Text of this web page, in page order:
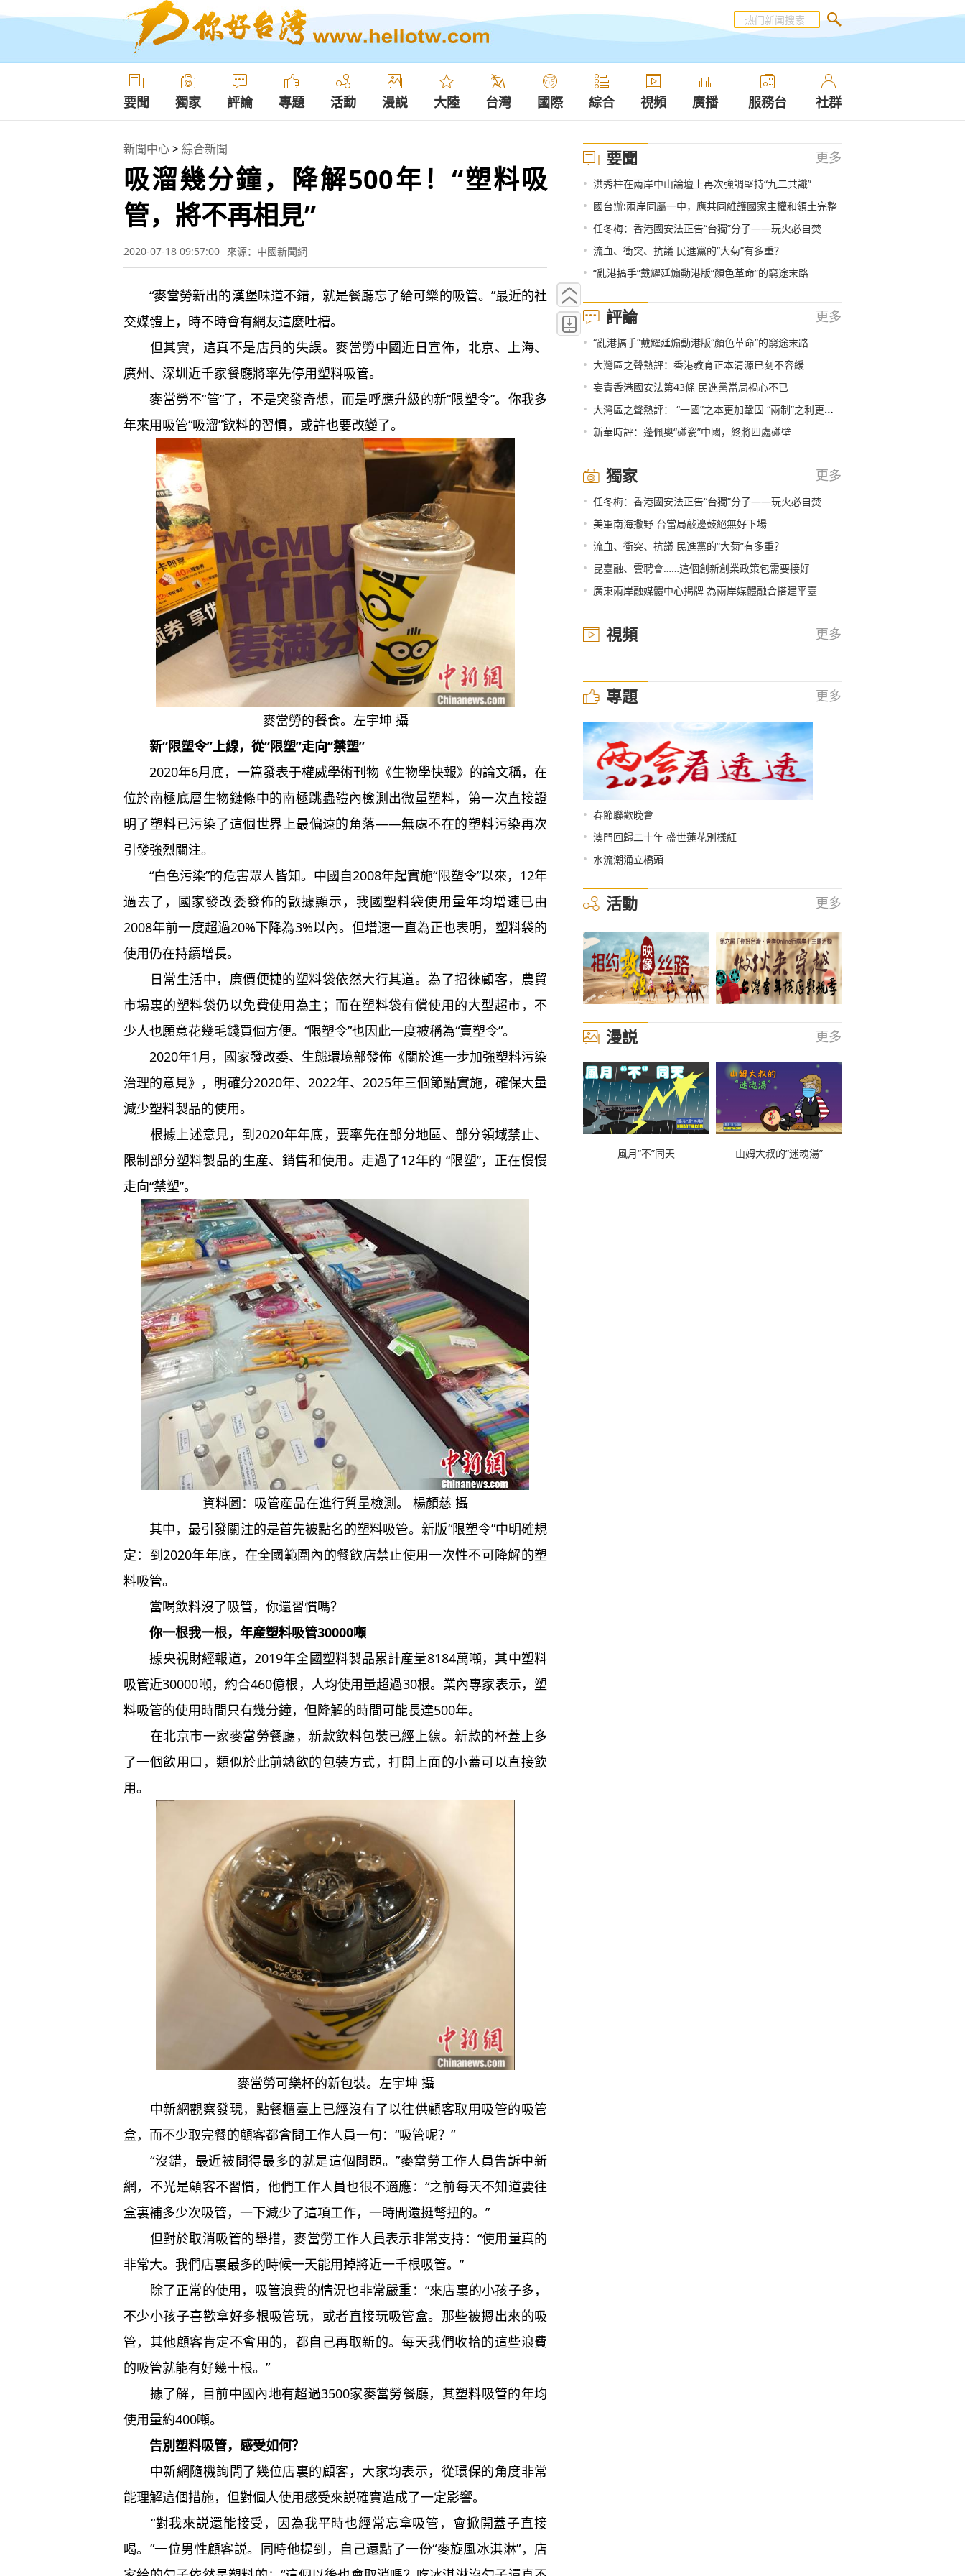
要聞 獨家 評論 專題 活動 漫説 大陸 台灣 國際 綜合 視頻 廣播 服務台 社群
新聞中心>綜合新聞
吸溜幾分鐘，降解500年！“塑料吸
管，將不再相見”
2020-07-18 09:57:00 來源：中國新聞網
“麥當勞新出的漢堡味道不錯，就是餐廳忘了給可樂的吸管。”最近的社
交媒體上，時不時會有網友這麼吐槽。
但其實，這真不是店員的失誤。麥當勞中國近日宣佈，北京、上海、
廣州、深圳近千家餐廳將率先停用塑料吸管。
麥當勞不“管”了，不是突發奇想，而是呼應升級的新“限塑令”。你我多
年來用吸管“吸溜”飲料的習慣，或許也要改變了。
麥當勞的餐食。左宇坤 攝
新“限塑令”上線，從“限塑”走向“禁塑”
2020年6月底，一篇發表于權威學術刊物《生物學快報》的論文稱，在
位於南極底層生物鏈條中的南極跳蟲體內檢測出微量塑料，第一次直接證
明了塑料已污染了這個世界上最偏遠的角落——無處不在的塑料污染再次
引發強烈關注。
“白色污染”的危害眾人皆知。中國自2008年起實施“限塑令”以來，12年
過去了，國家發改委發佈的數據顯示，我國塑料袋使用量年均增速已由
2008年前一度超過20%下降為3%以內。但增速一直為正也表明，塑料袋的
使用仍在持續增長。
日常生活中，廉價便捷的塑料袋依然大行其道。為了招徠顧客，農貿
市場裏的塑料袋仍以免費使用為主；而在塑料袋有償使用的大型超市，不
少人也願意花幾毛錢買個方便。“限塑令”也因此一度被稱為“賣塑令”。
2020年1月，國家發改委、生態環境部發佈《關於進一步加強塑料污染
治理的意見》，明確分2020年、2022年、2025年三個節點實施，確保大量
減少塑料製品的使用。
根據上述意見，到2020年年底，要率先在部分地區、部分領域禁止、
限制部分塑料製品的生産、銷售和使用。走過了12年的 “限塑”，正在慢慢
走向“禁塑”。
資料圖：吸管産品在進行質量檢測。 楊顏慈 攝
其中，最引發關注的是首先被點名的塑料吸管。新版“限塑令”中明確規
定：到2020年年底，在全國範圍內的餐飲店禁止使用一次性不可降解的塑
料吸管。
當喝飲料沒了吸管，你還習慣嗎？
你一根我一根，年産塑料吸管30000噸
據央視財經報道，2019年全國塑料製品累計産量8184萬噸，其中塑料
吸管近30000噸，約合460億根，人均使用量超過30根。業內專家表示，塑
料吸管的使用時間只有幾分鐘，但降解的時間可能長達500年。
在北京市一家麥當勞餐廳，新款飲料包裝已經上線。新款的杯蓋上多
了一個飲用口，類似於此前熱飲的包裝方式，打開上面的小蓋可以直接飲
用。
麥當勞可樂杯的新包裝。左宇坤 攝
中新網觀察發現，點餐櫃臺上已經沒有了以往供顧客取用吸管的吸管
盒，而不少取完餐的顧客都會問工作人員一句：“吸管呢？”
“沒錯，最近被問得最多的就是這個問題。”麥當勞工作人員告訴中新
網，不光是顧客不習慣，他們工作人員也很不適應：“之前每天不知道要往
盒裏補多少次吸管，一下減少了這項工作，一時間還挺彆扭的。”
但對於取消吸管的舉措，麥當勞工作人員表示非常支持：“使用量真的
非常大。我們店裏最多的時候一天能用掉將近一千根吸管。”
除了正常的使用，吸管浪費的情況也非常嚴重：“來店裏的小孩子多，
不少小孩子喜歡拿好多根吸管玩，或者直接玩吸管盒。那些被摁出來的吸
管，其他顧客肯定不會用的，都自己再取新的。每天我們收拾的這些浪費
的吸管就能有好幾十根。”
據了解，目前中國內地有超過3500家麥當勞餐廳，其塑料吸管的年均
使用量約400噸。
告別塑料吸管，感受如何？
中新網隨機詢問了幾位店裏的顧客，大家均表示，從環保的角度非常
能理解這個措施，但對個人使用感受來説確實造成了一定影響。
“對我來説還能接受，因為我平時也經常忘拿吸管，會掀開蓋子直接
喝。”一位男性顧客説。同時他提到，自己還點了一份“麥旋風冰淇淋”，店
要聞 更多
• 洪秀柱在兩岸中山論壇上再次強調堅持“九二共識”
• 國台辦:兩岸同屬一中，應共同維護國家主權和領土完整
• 任冬梅：香港國安法正告“台獨”分子——玩火必自焚
• 流血、衝突、抗議 民進黨的“大菊”有多重？
• “亂港搞手”戴耀廷煽動港版“顏色革命”的窮途末路
評論 更多
• “亂港搞手”戴耀廷煽動港版“顏色革命”的窮途末路
• 大灣區之聲熱評：香港教育正本清源已刻不容緩
• 妄責香港國安法第43條 民進黨當局禍心不已
• 大灣區之聲熱評： “一國”之本更加鞏固 “兩制”之利更加彰顯
• 新華時評：蓬佩奧“碰瓷”中國，終將四處碰壁
獨家 更多
• 任冬梅：香港國安法正告“台獨”分子——玩火必自焚
• 美軍南海撒野 台當局敲邊鼓絕無好下場
• 流血、衝突、抗議 民進黨的“大菊”有多重？
• 昆臺融、雲聘會……這個創新創業政策包需要接好
• 廣東兩岸融媒體中心揭牌 為兩岸媒體融合搭建平臺
視頻 更多
專題 更多
• 春節聯歡晚會
• 澳門回歸二十年 盛世蓮花別樣紅
• 水流潮涌立橋頭
活動 更多
漫説 更多
風月“不”同天 山姆大叔的“迷魂湯”